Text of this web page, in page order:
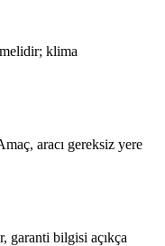
klima
aracı gereksiz yere
garanti bilgisi açıkça